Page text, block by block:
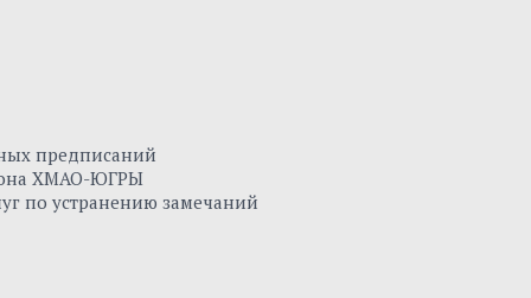
предписаний
ХМАО-ЮГРЫ
по устранению замечаний